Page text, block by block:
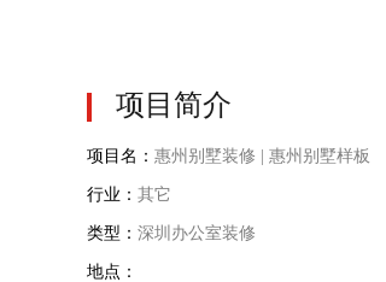
项目简介
项目名： 惠州别墅装修 | 惠州别墅样板
行业： 其它
类型： 深圳办公室装修
地点：